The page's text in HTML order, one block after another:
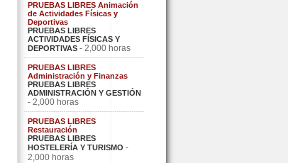
PRUEBAS LIBRES Animación
de Actividades Físicas y
Deportivas
PRUEBAS LIBRES
ACTIVIDADES FÍSICAS Y
DEPORTIVAS - 2,000 horas
PRUEBAS LIBRES
Administración y Finanzas
PRUEBAS LIBRES
ADMINISTRACIÓN Y GESTIÓN
- 2,000 horas
PRUEBAS LIBRES
Restauración
PRUEBAS LIBRES
HOSTELERÍA Y TURISMO -
2,000 horas